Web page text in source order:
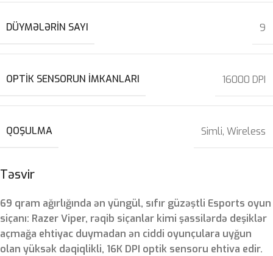
Təsvir
69 qram ağırlığında ən yüngül, sıfır güzəştli Esports oyun
siçanı: Razer Viper, rəqib siçanlar kimi şassilərdə deşiklər
açmağa ehtiyac duymadan ən ciddi oyunçulara uyğun
olan yüksək dəqiqlikli, 16K DPI optik sensoru ehtiva edir.
DÜYMƏLƏRIN SAYI 9
OPTIK SENSORUN IMKANLARI 16000 DPI
QOŞULMA Simli, Wireless